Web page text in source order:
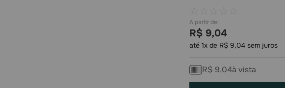
R$ 9,04
até 1x de R$ 9,04 sem juros
R$ 9,04à vista